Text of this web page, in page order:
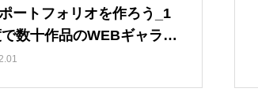
ートフォリオを作ろう_1
数十作品のWEBギャラリ